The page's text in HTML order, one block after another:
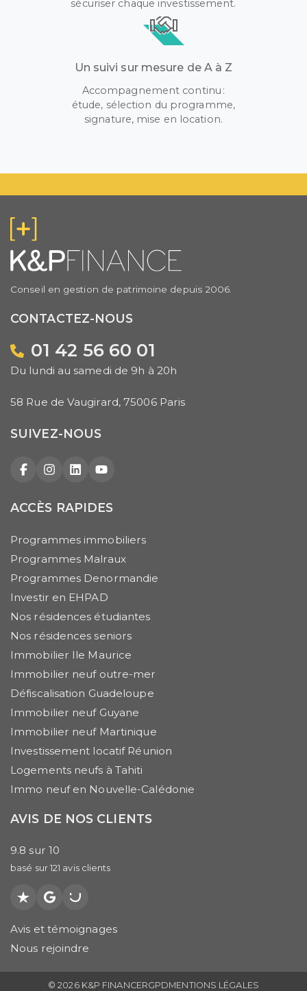
sécuriser chaque investissement.
Un suivi sur mesure de A à Z
Accompagnement continu :
étude, sélection du programme,
signature, mise en location.
Conseil en gestion de patrimoine depuis 2006.
CONTACTEZ-NOUS
01 42 56 60 01
Du lundi au samedi de 9h à 20h
58 Rue de Vaugirard, 75006 Paris
SUIVEZ-NOUS
FacebookInstagram
LinkedInYouTube
ACCÈS RAPIDES
Programmes immobiliers
Programmes Malraux
Programmes Denormandie
Investir en EHPAD
Nos résidences étudiantes
Nos résidences seniors
Immobilier Ile Maurice
Immobilier neuf outre-mer
Défiscalisation Guadeloupe
Immobilier neuf Guyane
Immobilier neuf Martinique
Investissement locatif Réunion
Logements neufs à Tahiti
Immo neuf en Nouvelle-Calédonie
AVIS DE NOS CLIENTS
9.8 sur 10
basé sur 121 avis clients
Trustpilot
GooglePagesJaunes
Avis et témoignages
Nous rejoindre
© 2026 K&P FINANCERGPDMENTIONS LÉGALES